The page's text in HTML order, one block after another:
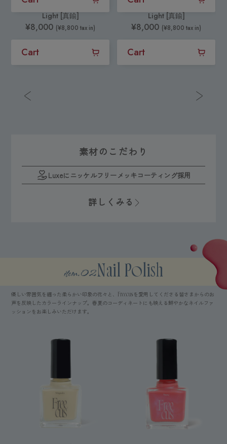
Light [真鍮]
¥8,000 (¥8,800 tax in)
Cart
Light [真鍮]
¥8,000 (¥8,800 tax in)
Cart
素材のこだわり
Luxeにニッケルフリーメッキコーティング採用
詳しくみる
item.02Nail Polish
優しい雰囲気を纏った柔らかい印象の花々と、Freecusを愛用してくださる皆さまからのお
声を反映したカラーラインナップ。春夏のコーディネートにも映える鮮やかなネイルファ
ッションをお楽しみいただけます。